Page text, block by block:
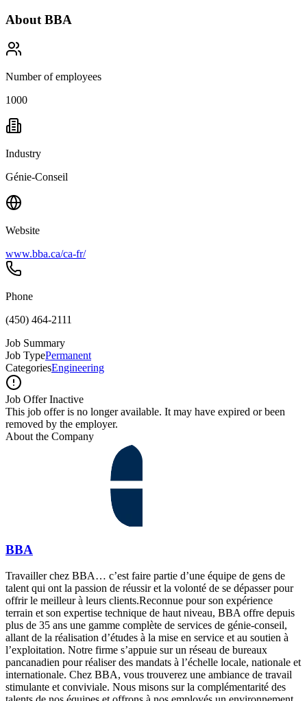
About BBA
Number of employees
1000
Industry
Génie-Conseil
Website
www.bba.ca/ca-fr/
Phone
(450) 464-2111
Job Summary
Job TypePermanent
CategoriesEngineering
Job Offer Inactive
This job offer is no longer available. It may have expired or been
removed by the employer.
About the Company
BBA
Travailler chez BBA… c’est faire partie d’une équipe de gens de
talent qui ont la passion de réussir et la volonté de se dépasser pour
offrir le meilleur à leurs clients.Reconnue pour son expérience
terrain et son expertise technique de haut niveau, BBA offre depuis
plus de 35 ans une gamme complète de services de génie-conseil,
allant de la réalisation d’études à la mise en service et au soutien à
l’exploitation. Notre firme s’appuie sur un réseau de bureaux
pancanadien pour réaliser des mandats à l’échelle locale, nationale et
internationale. Chez BBA, vous trouverez une ambiance de travail
stimulante et conviviale. Nous misons sur la complémentarité des